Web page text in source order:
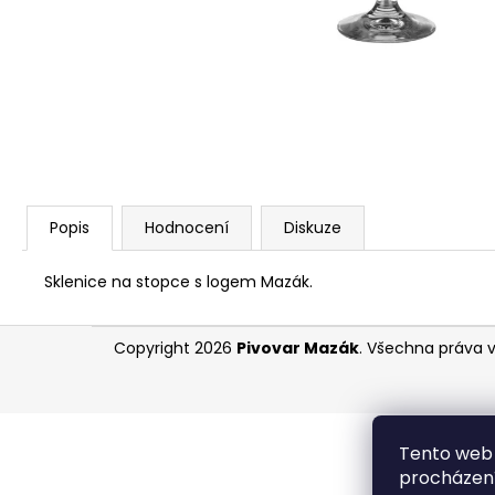
Tento
Popis Hodnocení Diskuze
Sklenice na stopce s logem Mazák.
13 TAIHEKE SINGLE HOP ALE | 0,75L SKLO
Z Copyright 2026 Pivovar Mazák. Všechna práva